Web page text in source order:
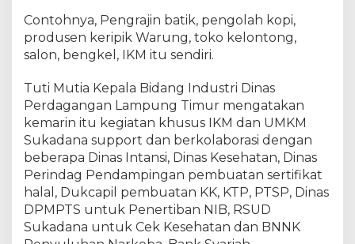
Contohnya, Pengrajin batik, pengolah kopi,
produsen keripik Warung, toko kelontong,
salon, bengkel, IKM itu sendiri.
Tuti Mutia Kepala Bidang Industri Dinas
Perdagangan Lampung Timur mengatakan
kemarin itu kegiatan khusus IKM dan UMKM
Sukadana support dan berkolaborasi dengan
beberapa Dinas Intansi, Dinas Kesehatan, Dinas
Perindag Pendampingan pembuatan sertifikat
halal, Dukcapil pembuatan KK, KTP, PTSP, Dinas
DPMPTS untuk Penertiban NIB, RSUD
Sukadana untuk Cek Kesehatan dan BNNK